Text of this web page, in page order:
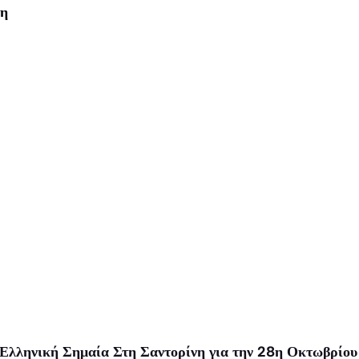
Σημαία Στη Σαντορίνη για την 28η